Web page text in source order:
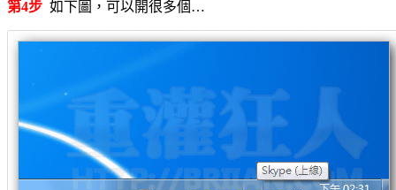
第4步 如下圖，可以開很多個…